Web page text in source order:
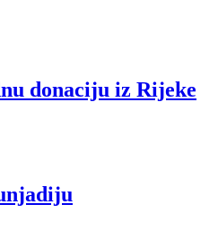
donaciju iz Rijeke